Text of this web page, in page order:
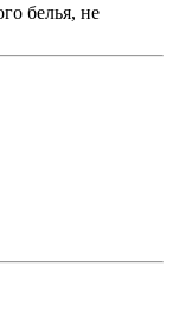
белья, не